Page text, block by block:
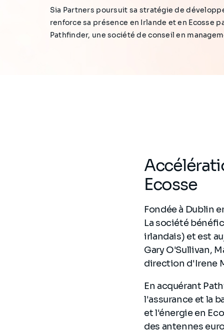
Sia Partners poursuit sa stratégie de
renforce sa présence en Irlande et en Ecosse
Pathfinder, une société de conseil en
Ecosse
Fondée à Dublin
La société
irlandais) et est
Gary O'Sullivan,
direction d'Irene
En acquérant
l'assurance et la
et l'énergie en
des antennes